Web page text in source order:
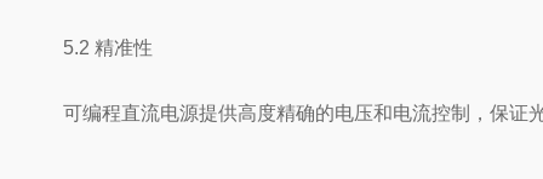
5.2 精准性
可编程直流电源提供高度精确的电压和电流控制，保证